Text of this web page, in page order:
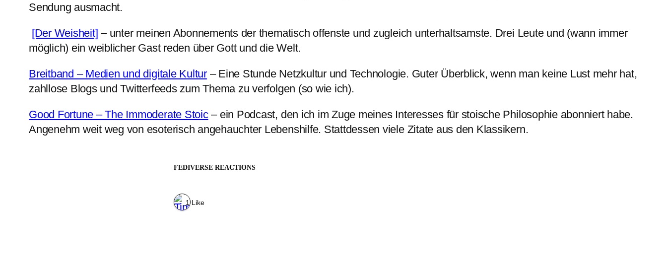
Sendung ausmacht.
[Der Weisheit] – unter meinen Abonnements der thematisch offenste und zugleich unterhaltsamste. Drei Leute und (wann immer
möglich) ein weiblicher Gast reden über Gott und die Welt.
Breitband – Medien und digitale Kultur– Eine Stunde Netzkultur und Technologie. Guter Überblick, wenn man keine Lust mehr hat,
zahllose Blogs und Twitterfeeds zum Thema zu verfolgen (so wie ich).
Good Fortune – The Immoderate Stoic– ein Podcast, den ich im Zuge meines Interesses für stoische Philosophie abonniert habe.
Angenehm weit weg von esoterisch angehauchter Lebenshilfe. Stattdessen viele Zitate aus den Klassikern.
FEDIVERSE REACTIONS
1 Like